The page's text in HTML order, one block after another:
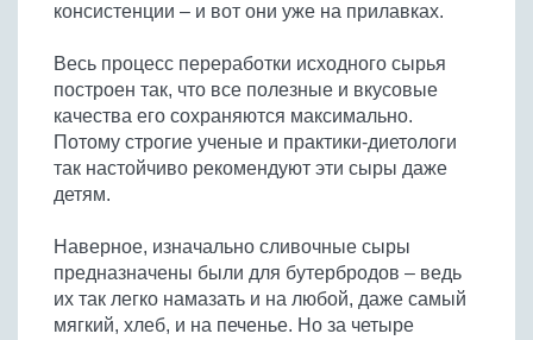
консистенции – и вот они уже на прилавках.
Весь процесс переработки исходного сырья
построен так, что все полезные и вкусовые
качества его сохраняются максимально.
Потому строгие ученые и практики-диетологи
так настойчиво рекомендуют эти сыры даже
детям.
Наверное, изначально сливочные сыры
предназначены были для бутербродов – ведь
их так легко намазать и на любой, даже самый
мягкий, хлеб, и на печенье. Но за четыре